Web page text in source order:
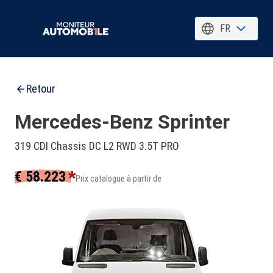
FR
Retour
Mercedes-Benz Sprinter
319 CDI Chassis DC L2 RWD 3.5T PRO
€ 58.223*Prix catalogue à partir de